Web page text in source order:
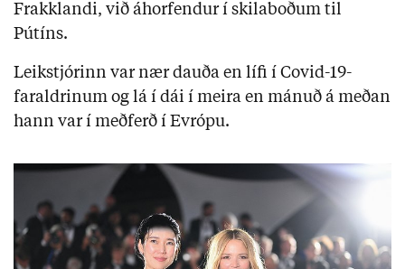
Frakklandi, við áhorfendur í skilaboðum til
Pútíns.
Leikstjórinn var nær dauða en lífi í Covid-19-
faraldrinum og lá í dái í meira en mánuð á meðan
hann var í meðferð í Evrópu.